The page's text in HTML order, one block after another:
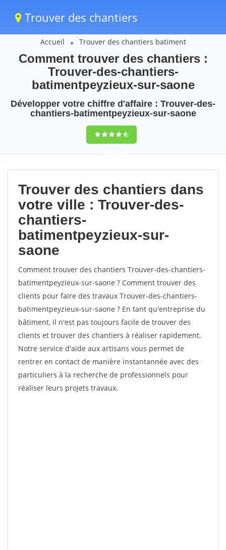
Trouver des chantiers
Accueil Trouver des chantiers batiment
Comment trouver des chantiers :
Trouver-des-chantiers-
batimentpeyzieux-sur-saone
Développer votre chiffre d'affaire : Trouver-des-
chantiers-batimentpeyzieux-sur-saone
9,5(100%)78
votes
Trouver des chantiers dans
votre ville : Trouver-des-
chantiers-
batimentpeyzieux-sur-
saone
Comment trouver des chantiers Trouver-des-chantiers-
batimentpeyzieux-sur-saone ? Comment trouver des
clients pour faire des travaux Trouver-des-chantiers-
batimentpeyzieux-sur-saone ? En tant qu'entreprise du
bâtiment, il n'est pas toujours facile de trouver des
clients et trouver des chantiers à réaliser rapidement.
Notre service d'aide aux artisans vous permet de
rentrer en contact de manière instantannée avec des
particuliers à la recherche de professionnels pour
réaliser leurs projets travaux.